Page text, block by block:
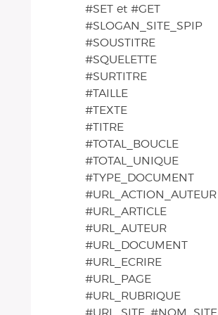
#SET et #GET
#SLOGAN_SITE_SPIP
#SOUSTITRE
#SQUELETTE
#SURTITRE
#TAILLE
#TEXTE
#TITRE
#TOTAL_BOUCLE
#TOTAL_UNIQUE
#TYPE_DOCUMENT
#URL_ACTION_AUTEUR
#URL_ARTICLE
#URL_AUTEUR
#URL_DOCUMENT
#URL_ECRIRE
#URL_PAGE
#URL_RUBRIQUE